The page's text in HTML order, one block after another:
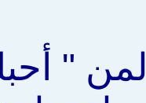
لمن "